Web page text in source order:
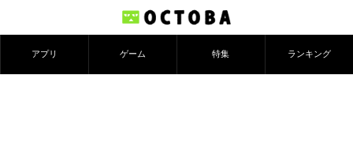
アプリ ゲーム 特集 ランキング